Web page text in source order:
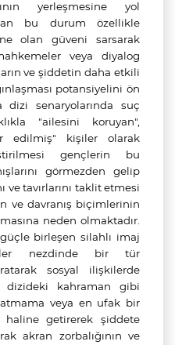
yerleşmesine yol
bu durum özellikle
olan güveni sarsarak
veya diyalog
ve şiddetin daha etkili
potansiyelini ön
dizi senaryolarında suç
"ailesini koruyan",
edilmiş" kişiler olarak
gençlerin bu
görmezden gelip
ve tavırlarını taklit etmesi
ve davranış biçimlerinin
neden olmaktadır.
birleşen silahlı imaj
nezdinde bir tür
sosyal ilişkilerde
dizideki kahraman gibi
veya en ufak bir
haline getirerek şiddete
akran zorbalığının ve